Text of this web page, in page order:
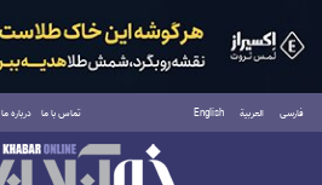
فارسی العربية English تماس با ما درباره ما
یکشنبه ۱۸ مرداد ۱۴۰۵